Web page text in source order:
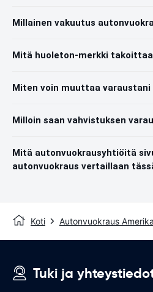
Millainen vakuutus
Mitä huoleton-merkki
Miten voin muuttaa varaustani
Milloin saan vahvistuksen
Mitä autonvuokrausyhtiöitä
autonvuokraus vertaillaan
Koti Autonvuokraus
Tuki ja